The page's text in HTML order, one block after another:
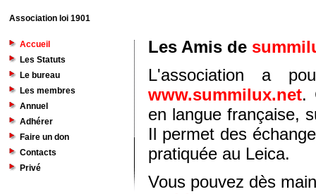
Association loi 1901
Accueil
Les Statuts
Le bureau
Les membres
Annuel
Adhérer
Faire un don
Contacts
Privé
Les Amis de
L'association a
www.summilux.net.
en langue française,
Il permet des
pratiquée au Leica.
Vous pouvez dès